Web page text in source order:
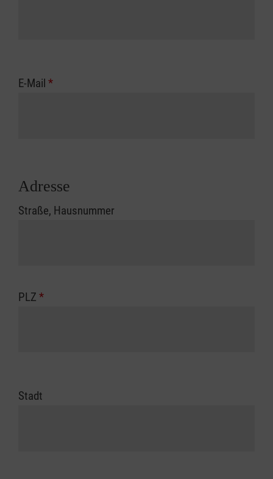
E-Mail *
Adresse
Straße, Hausnummer
PLZ *
Stadt